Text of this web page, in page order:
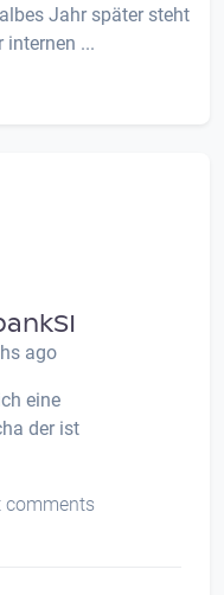
Jahr später steht
internen ...
ago
eine
der ist